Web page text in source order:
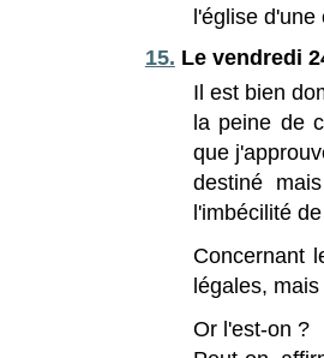
l'église
15. Le vendredi
Il est bien
la peine de
que
destiné
l'imbécilité
Concernant
légales,
Or l'est-on ?